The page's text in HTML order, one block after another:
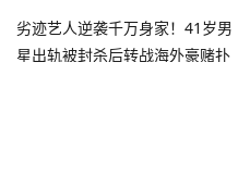
劣迹艺人逆袭千万身家！41岁男
星出轨被封杀后转战海外豪赌扑